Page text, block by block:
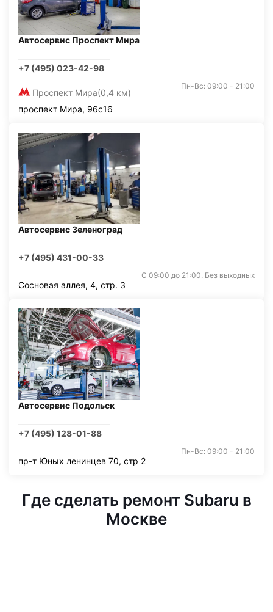
Автосервис Проспект Мира
+7 (495) 023-42-98
Проспект Мира(0,4 км)
Пн-Вс: 09:00 - 21:00
проспект Мира, 96с16
Автосервис Зеленоград
+7 (495) 431-00-33
С 09:00 до 21:00. Без выходных
Сосновая аллея, 4, стр. 3
Автосервис Подольск
+7 (495) 128-01-88
Пн-Вс: 09:00 - 21:00
пр-т Юных ленинцев 70, стр 2
Где сделать ремонт Subaru в
Москве